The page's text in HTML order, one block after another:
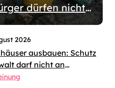
dürfen nicht
gelassen werden
2026
ausbauen: Schutz
darf nicht an
Verfahren scheitern